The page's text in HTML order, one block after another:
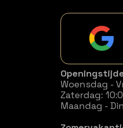
Woensdag -
Zaterdag:
Maandag -